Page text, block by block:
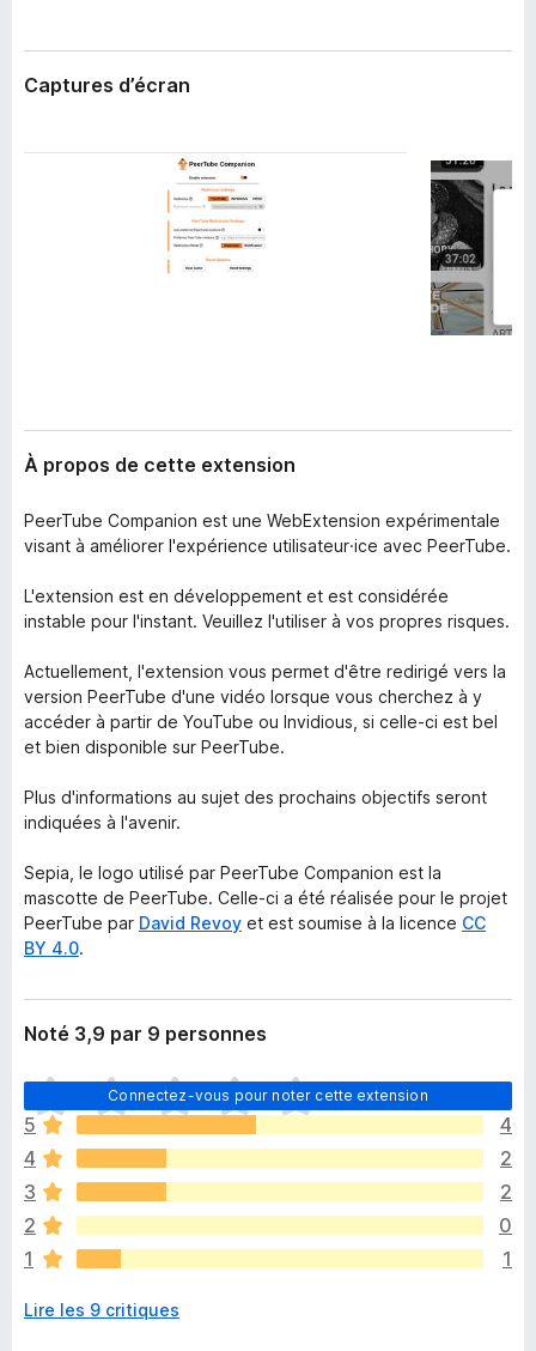
a
x
t
s
Captures d’écran
À propos de cette extension
PeerTube Companion est une WebExtension expérimentale
visant à améliorer l'expérience utilisateur·ice avec PeerTube.
L'extension est en développement et est considérée
instable pour l'instant. Veuillez l'utiliser à vos propres risques.
Actuellement, l'extension vous permet d'être redirigé vers la
version PeerTube d'une vidéo lorsque vous cherchez à y
accéder à partir de YouTube ou Invidious, si celle-ci est bel
et bien disponible sur PeerTube.
Plus d'informations au sujet des prochains objectifs seront
indiquées à l'avenir.
Sepia, le logo utilisé par PeerTube Companion est la
mascotte de PeerTube. Celle-ci a été réalisée pour le projet
PeerTube par David Revoy et est soumise à la licence CC
BY 4.0.
Noté 3,9 par 9 personnes
Connectez-vous pour noter cette extension
I
l
n
’
y
a
a
u
u
5
4
4
2
3
2
2
0
1
1
Lire les 9 critiques